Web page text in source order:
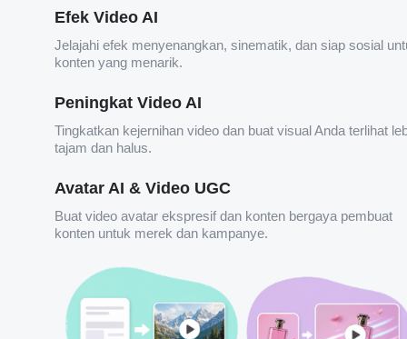
Efek Video AI
Jelajahi efek menyenangkan, sinematik, dan siap sosial
konten yang menarik.
Peningkat Video AI
Tingkatkan kejernihan video dan buat visual Anda terlihat
tajam dan halus.
Avatar AI & Video UGC
Buat video avatar ekspresif dan konten bergaya pembuat
konten untuk merek dan kampanye.